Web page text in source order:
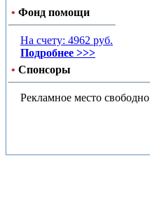
• Фонд помощи
На счету: 4962 руб.
Подробнее >>>
• Спонсоры
Рекламное место свободно